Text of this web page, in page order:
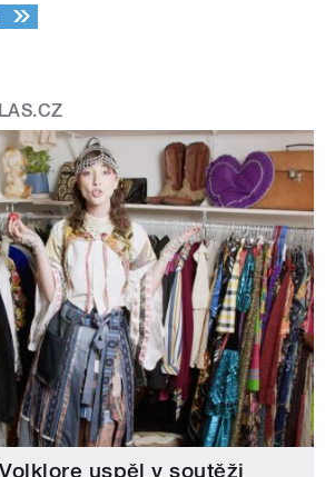
uspěl v soutěži